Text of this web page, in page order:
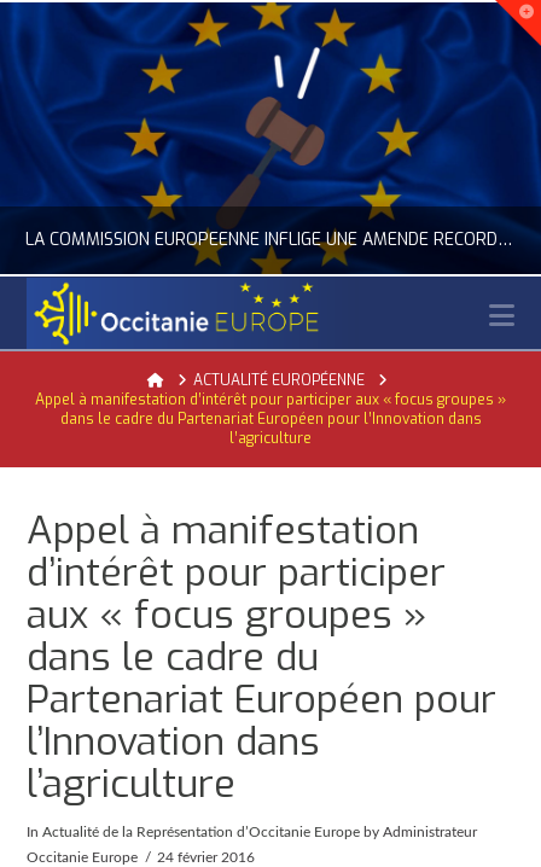
LA COMMISSION EUROPÉENNE INFLIGE UNE AMENDE RECORD À GOOGLE
ACTUALITÉ DE L'UNION EUROPÉENNE, ACTUALITÉ DE LA REPRÉSENTATION D’OCCITANIE EUROPE, NUMÉRIQUE- DIGITAL
HomeACTUALITÉ EUROPÉENNE
Appel à manifestation d’intérêt pour participer aux « focus groupes »
dans le cadre du Partenariat Européen pour l’Innovation dans
l’agriculture
Appel à manifestation
d’intérêt pour participer
aux « focus groupes »
dans le cadre du
Partenariat Européen pour
l’Innovation dans
l’agriculture
InActualité de la Représentation d’Occitanie Europe by Administrateur
Occitanie Europe
24 février 2016